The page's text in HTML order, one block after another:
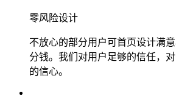
零风险设计
不放心的部分用户可首页设计满
分钱。我们对用户足够的信任，
的信心。